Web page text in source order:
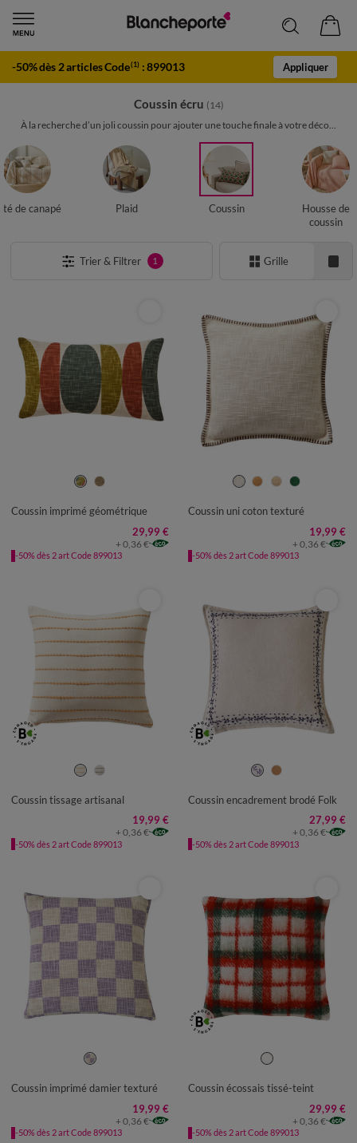
-50% dès 2 articles Code(1) :899013 Appliquer
Coussin écru (14)
À la recherche d’un joli coussin pour ajouter une touche finale à votre déco...
de canapé Plaid Coussin
Housse de
coussin
Trier & Filtrer 1 Grille
Coussin imprimé géométrique
29,99 €
+ 0,36 €
-50% dès 2 art Code 899013
Coussin uni coton texturé
19,99 €
+ 0,36 €
-50% dès 2 art Code 899013
Coussin tissage artisanal
19,99 €
+ 0,36 €
-50% dès 2 art Code 899013
Coussin encadrement brodé Folk
27,99 €
+ 0,36 €
-50% dès 2 art Code 899013
Coussin imprimé damier texturé
19,99 €
+ 0,36 €
-50% dès 2 art Code 899013
Coussin écossais tissé-teint
29,99 €
+ 0,36 €
-50% dès 2 art Code 899013